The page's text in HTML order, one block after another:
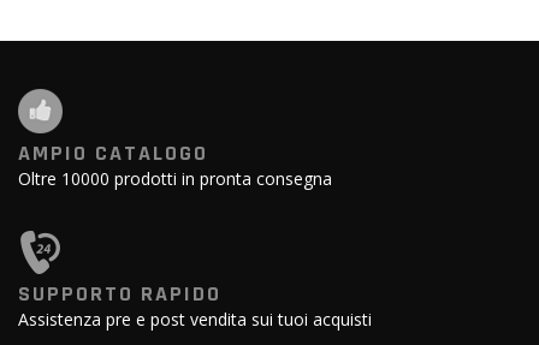
AMPIO CATALOGO
Oltre 10000 prodotti in pronta consegna
SUPPORTO RAPIDO
Assistenza pre e post vendita sui tuoi acquisti